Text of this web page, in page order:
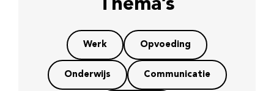
Thema’s
Werk Opvoeding
Onderwijs Communicatie